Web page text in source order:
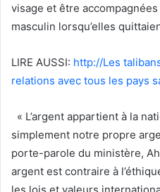
visage et être accompagnées
masculin lorsqu’elles
LIRE AUSSI: http://Les
relations avec tous les pays
« L’argent appartient à la
simplement notre propre
porte-parole du ministère,
argent est contraire à